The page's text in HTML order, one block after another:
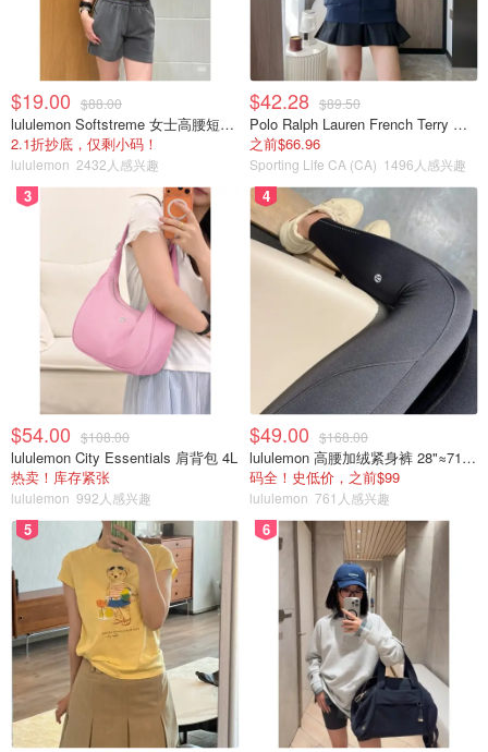
$19.00 $88.00
lululemon Softstreme 女士高腰短裤 10cm
2.1折抄底，仅剩小码！
lululemon 2432人感兴趣
$42.28 $89.50
Polo Ralph Lauren French Terry 女童连帽卫衣 7-16码
之前$66.96
Sporting Life CA (CA) 1496人感兴趣
3
$54.00 $108.00
lululemon City Essentials 肩背包 4L
热卖！库存紧张
lululemon 992人感兴趣
4
$49.00 $168.00
lululemon 高腰加绒紧身裤 28"≈71cm 5个口袋
码全！史低价，之前$99
lululemon 761人感兴趣
5 6